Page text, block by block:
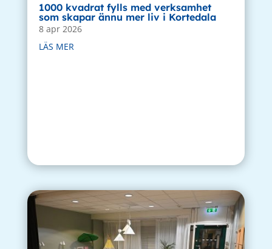
1000 kvadrat fylls med verksamhet
som skapar ännu mer liv i Kortedala
8 apr 2026
LÄS MER